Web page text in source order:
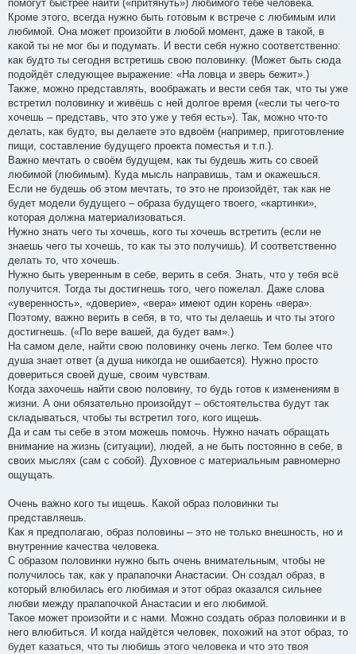
помогут быстрее найти («притянуть») любимого тебе человека.
Кроме этого, всегда нужно быть готовым к встрече с любимым или
любимой. Она может произойти в любой момент, даже в такой, в
какой ты не мог бы и подумать. И вести себя нужно соответственно:
как будто ты сегодня встретишь свою половинку. (Может быть сюда
подойдёт следующее выражение: «На ловца и зверь бежит».)
Также, можно представлять, воображать и вести себя так, что ты уже
встретил половинку и живёшь с ней долгое время («если ты чего-то
хочешь – представь, что это уже у тебя есть»). Так, можно что-то
делать, как будто, вы делаете это вдвоём (например, приготовление
пищи, составление будущего проекта поместья и т.п.).
Важно мечтать о своём будущем, как ты будешь жить со своей
любимой (любимым). Куда мысль направишь, там и окажешься.
Если не будешь об этом мечтать, то это не произойдёт, так как не
будет модели будущего – образа будущего твоего, «картинки»,
которая должна материализоваться.
Нужно знать чего ты хочешь, кого ты хочешь встретить (если не
знаешь чего ты хочешь, то как ты это получишь). И соответственно
делать то, что хочешь.
Нужно быть уверенным в себе, верить в себя. Знать, что у тебя всё
получится. Тогда ты достигнешь того, чего пожелал. Даже слова
«уверенность», «доверие», «вера» имеют один корень «вера».
Поэтому, важно верить в себя, в то, что ты делаешь и что ты этого
достигнешь. («По вере вашей, да будет вам».)
На самом деле, найти свою половинку очень легко. Тем более что
душа знает ответ (а душа никогда не ошибается). Нужно просто
довериться своей душе, своим чувствам.
Когда захочешь найти свою половину, то будь готов к изменениям в
жизни. А они обязательно произойдут – обстоятельства будут так
складываться, чтобы ты встретил того, кого ищешь.
Да и сам ты себе в этом можешь помочь. Нужно начать обращать
внимание на жизнь (ситуации), людей, а не быть постоянно в себе, в
своих мыслях (сам с собой). Духовное с материальным равномерно
ощущать.
Очень важно кого ты ищешь. Какой образ половинки ты
представляешь.
Как я предполагаю, образ половины – это не только внешность, но и
внутренние качества человека.
С образом половинки нужно быть очень внимательным, чтобы не
получилось так, как у прапапочки Анастасии. Он создал образ, в
который влюбилась его любимая и этот образ оказался сильнее
любви между прапапочкой Анастасии и его любимой.
Такое может произойти и с нами. Можно создать образ половинки и в
него влюбиться. И когда найдётся человек, похожий на этот образ, то
будет казаться, что ты любишь этого человека и что это твоя